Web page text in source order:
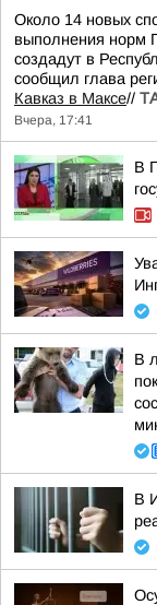
Около 14 новых
выполнения норм
создадут в
сообщил глава
Кавказ в Максе//
Вчера, 17:41
В
В
В